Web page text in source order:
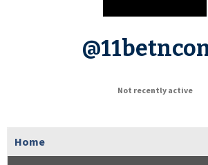
Not recently active
Home